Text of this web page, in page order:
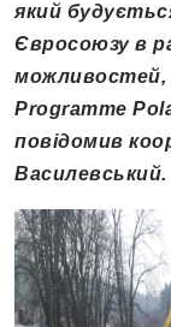
який
Євросоюзу в
можливостей,
Programme
повідомив
Василевський.